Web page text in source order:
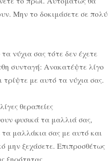
Μην το δοκιμάσετε σε πολύ
νύχια σας τότε δεν έχετε
συνταγή: Ανακατέψτε λίγο
με αυτό τα νύχια σας.
θεραπείες
φυσικά τα μαλλιά σας,
μαλλάκια σας με αυτό και
μην ξεχάσετε. Επιπροσθέτως
ξηρότητας